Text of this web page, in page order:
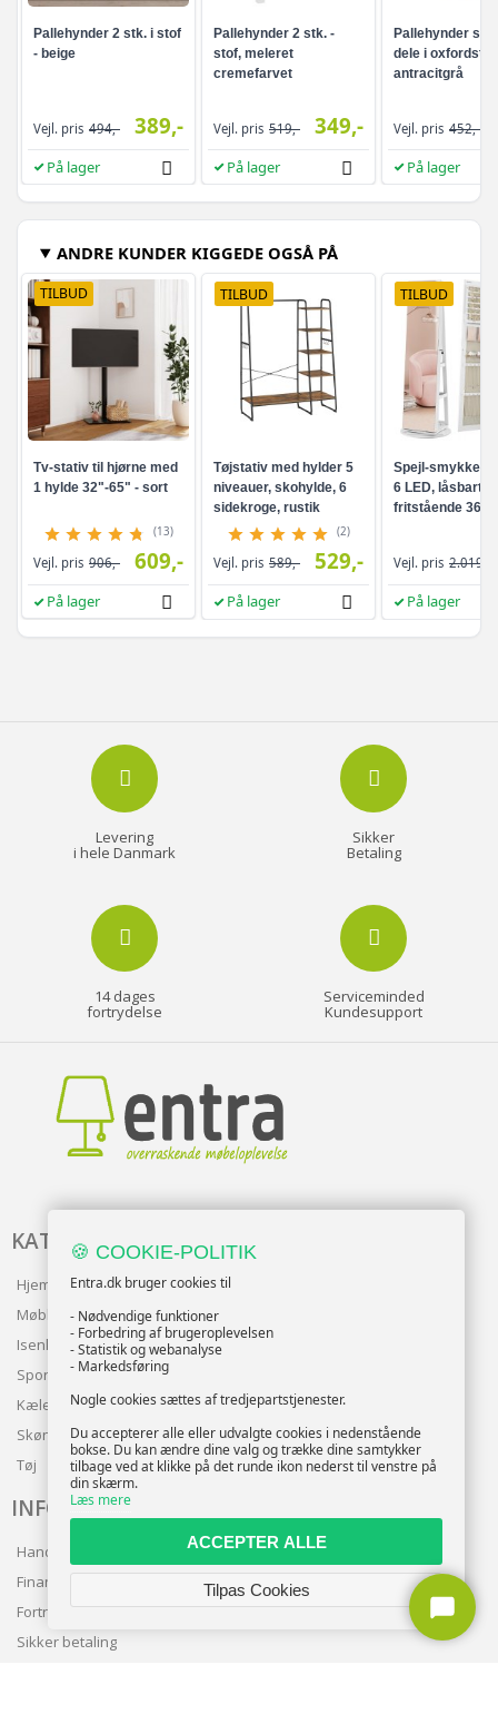
Pallehynder 2 stk. i stof
- beige
Vejl. pris 494,- 389,-
På lager
Pallehynder 2 stk. -
stof, meleret
cremefarvet
Vejl. pris 519,- 349,-
På lager
Pallehynder sæt
dele i oxfordstof
antracitgrå
Vejl. pris 452,-
På lager
ANDRE KUNDER KIGGEDE OGSÅ PÅ
TILBUD
Tv-stativ til hjørne med
1 hylde 32"-65" - sort
(13)
Vejl. pris 906,- 609,-
På lager
TILBUD
Tøjstativ med hylder 5
niveauer, skohylde, 6
sidekroge, rustik
brun/sort
(2)
Vejl. pris 589,- 529,-
På lager
TILBUD
Spejl-
6 LED, låsbart -
fritstående 360°
helkropsspejl, 3
hvid/greige
Vejl. pris 2.019,-
På lager
Levering
i hele Danmark
Sikker
Betaling
14 dages
fortrydelse
Serviceminded
Kundesupport
KATALOG
Hjem & Have
Møbler
Isenkram
Sport
Kæledyr
Skønhed
Tøj
INFO
Handelsbetingelser
Finansering
Fortrolighedspolitik
Sikker betaling
🍪 COOKIE-POLITIK
Entra.dk bruger cookies til
- Nødvendige funktioner
- Forbedring af brugeroplevelsen
- Statistik og webanalyse
- Markedsføring
Nogle cookies sættes af tredjepartstjenester.
Du accepterer alle eller udvalgte cookies i nedenstående
bokse. Du kan ændre dine valg og trække dine samtykker
tilbage ved at klikke på det runde ikon nederst til venstre på
din skærm.
Læs mere
ACCEPTER ALLE
Tilpas Cookies